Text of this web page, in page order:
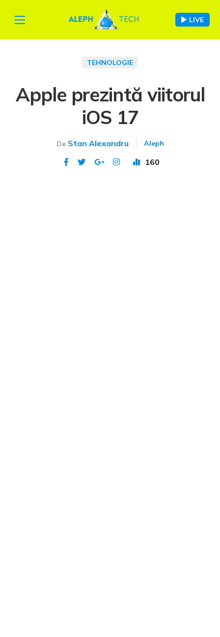
LIVE
TEHNOLOGIE
Apple prezintă viitorul
iOS 17
De Stan Alexandru Aleph
160